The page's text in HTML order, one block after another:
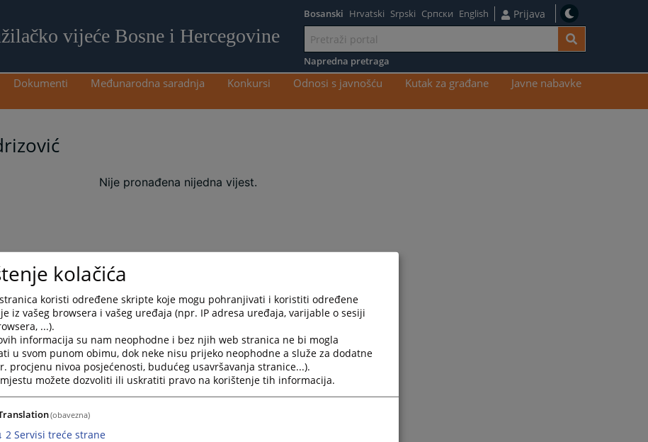
vijeće Bosne i Hercegovine
sadržaj
Bosanski Hrvatski Srpski Српски English Prijava
Napredna pretraga
Dokumenti Međunarodna saradnja Konkursi Odnosi s javnošću Kutak za građane
Javne nabavke
Nije pronađena nijedna vijest.
kolačića
koristi određene skripte koje mogu pohranjivati i koristiti određene
iz vašeg browsera i vašeg uređaja (npr. IP adresa uređaja, varijable o sesiji
...).
informacija su nam neophodne i bez njih web stranica ne bi mogla
u svom punom obimu, dok neke nisu prijeko neophodne a služe za dodatne
procjenu nivoa posjećenosti, budućeg usavršavanja stranice...).
možete dozvoliti ili uskratiti pravo na korištenje tih informacija.
(obavezna)
↓ 2 Servisi treće strane